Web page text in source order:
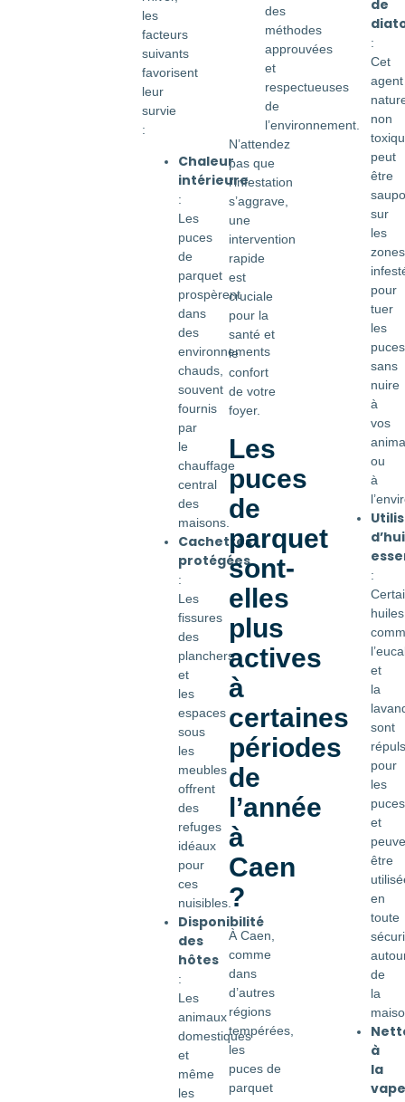
les
facteurs
suivants
favorisent
leur
survie
:
Chaleur
intérieure
:
Les
puces
de
parquet
prospèrent
dans
des
environnements
chauds,
souvent
fournis
par
le
chauffage
central
des
maisons.
Cachettes
protégées
:
Les
fissures
des
planchers
et
les
espaces
sous
les
meubles
offrent
des
refuges
idéaux
pour
ces
nuisibles.
Disponibilité
des
hôtes
:
Les
animaux
domestiques
et
même
les
des
méthodes
approuvées
et
respectueuses
de
l’environnement.
N’attendez
pas que
l’infestation
s’aggrave,
une
intervention
rapide
est
cruciale
pour la
santé et
le
confort
de votre
foyer.
Les
puces
de
parquet
sont-
elles
plus
actives
à
certaines
périodes
de
l’année
à
Caen
?
À Caen,
comme
dans
d’autres
régions
tempérées,
les
puces de
parquet
de
:
Cet
agent
non
peut
être
sur
les
zones
pour
tuer
les
puces
sans
nuire
à
vos
ou
à
:
et
la
sont
pour
les
puces
et
être
en
toute
de
la
à
la